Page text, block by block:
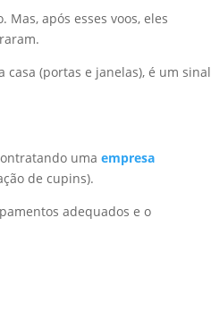
após esses voos, eles
(portas e janelas), é um sinal
umaempresa
de cupins).
adequados e o